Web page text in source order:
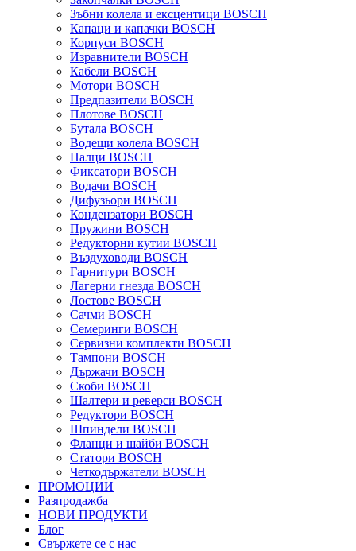
Зъбни колела и ексцентици BOSCH
Капаци и капачки BOSCH
Корпуси BOSCH
Изравнители BOSCH
Кабели BOSCH
Мотори BOSCH
Предпазители BOSCH
Плотове BOSCH
Бутала BOSCH
Водещи колела BOSCH
Палци BOSCH
Фиксатори BOSCH
Водачи BOSCH
Дифузьори BOSCH
Кондензатори BOSCH
Пружини BOSCH
Редукторни кутии BOSCH
Въздуховоди BOSCH
Гарнитури BOSCH
Лагерни гнезда BOSCH
Лостове BOSCH
Сачми BOSCH
Семеринги BOSCH
Сервизни комплекти BOSCH
Тампони BOSCH
Държачи BOSCH
Скоби BOSCH
Шалтери и реверси BOSCH
Редуктори BOSCH
Шпиндели BOSCH
Фланци и шайби BOSCH
Статори BOSCH
Четкодържатели BOSCH
ПРОМОЦИИ
Разпродажба
НОВИ ПРОДУКТИ
Блог
Свържете се с нас